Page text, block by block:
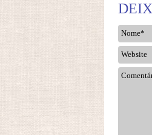
Nome*
Website